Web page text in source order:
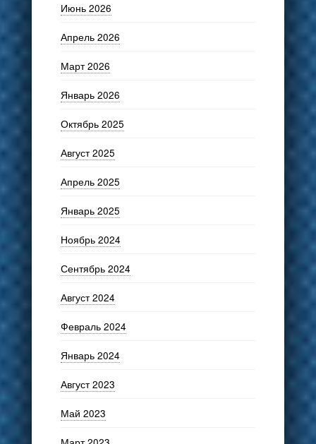
Июнь 2026
Апрель 2026
Март 2026
Январь 2026
Октябрь 2025
Август 2025
Апрель 2025
Январь 2025
Ноябрь 2024
Сентябрь 2024
Август 2024
Февраль 2024
Январь 2024
Август 2023
Май 2023